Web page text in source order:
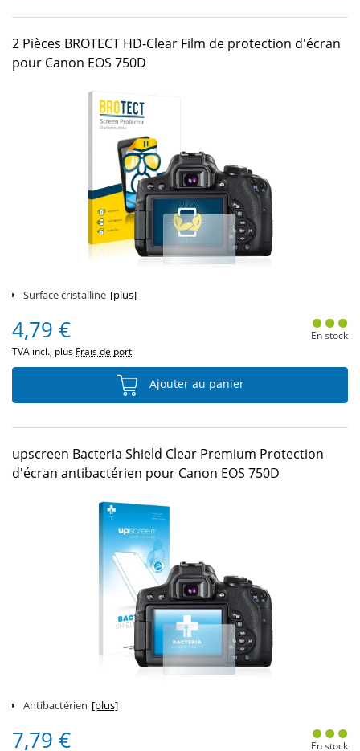
2 Pièces BROTECT HD-Clear Film de protection d'écran
pour Canon EOS 750D
Surface cristalline [plus]
4,79 €
TVA incl., plus Frais de port
En stock
Ajouter au panier
upscreen Bacteria Shield Clear Premium Protection
d'écran antibactérien pour Canon EOS 750D
Antibactérien [plus]
7,79 € En stock